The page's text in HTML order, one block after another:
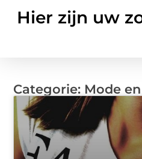
Hier zijn uw
Categorie: Mode